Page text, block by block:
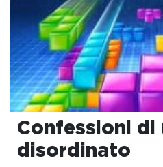
Confessioni
disordinato